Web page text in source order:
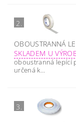
2.
OBOUSTRANNÁ
SKLADEM U
oboustranná lepící
určená k...
3.